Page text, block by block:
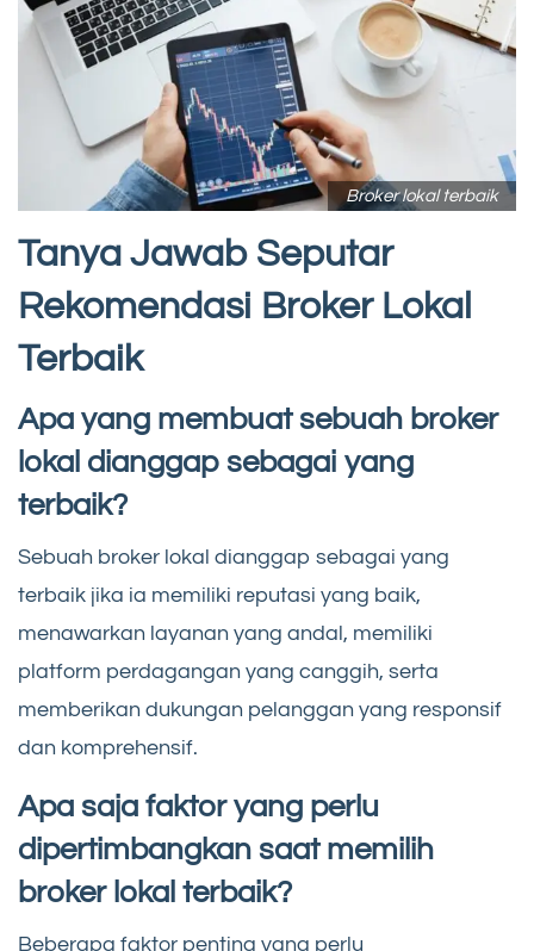
Broker lokal terbaik
Tanya Jawab Seputar
Rekomendasi Broker Lokal
Terbaik
Apa yang membuat sebuah broker
lokal dianggap sebagai yang
terbaik?
Sebuah broker lokal dianggap sebagai yang
terbaik jika ia memiliki reputasi yang baik,
menawarkan layanan yang andal, memiliki
platform perdagangan yang canggih, serta
memberikan dukungan pelanggan yang responsif
dan komprehensif.
Apa saja faktor yang perlu
dipertimbangkan saat memilih
broker lokal terbaik?
Beberapa faktor penting yang perlu